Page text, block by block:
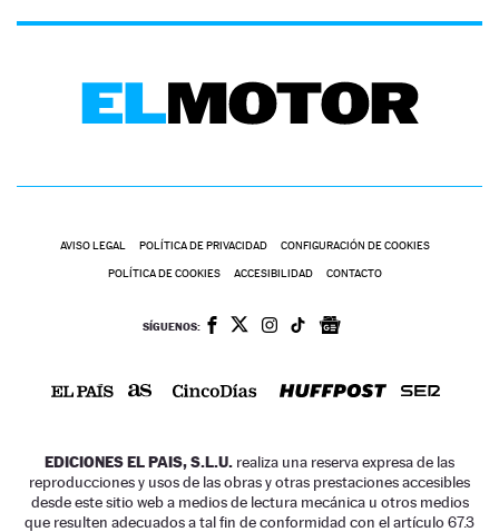
AVISO LEGAL POLÍTICA DE PRIVACIDAD CONFIGURACIÓN DE COOKIES
POLÍTICA DE COOKIES ACCESIBILIDAD CONTACTO
SÍGUENOS:
EDICIONES EL PAIS, S.L.U. realiza una reserva expresa de las
reproducciones y usos de las obras y otras prestaciones accesibles
desde este sitio web a medios de lectura mecánica u otros medios
que resulten adecuados a tal fin de conformidad con el artículo 67.3